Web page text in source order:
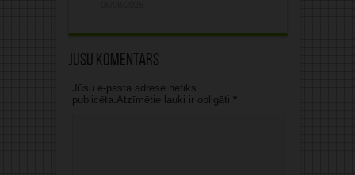
Jūsu komentārs
Jūsu e-pasta adrese netiks
publicēta.Atzīmētie lauki ir obligāti *